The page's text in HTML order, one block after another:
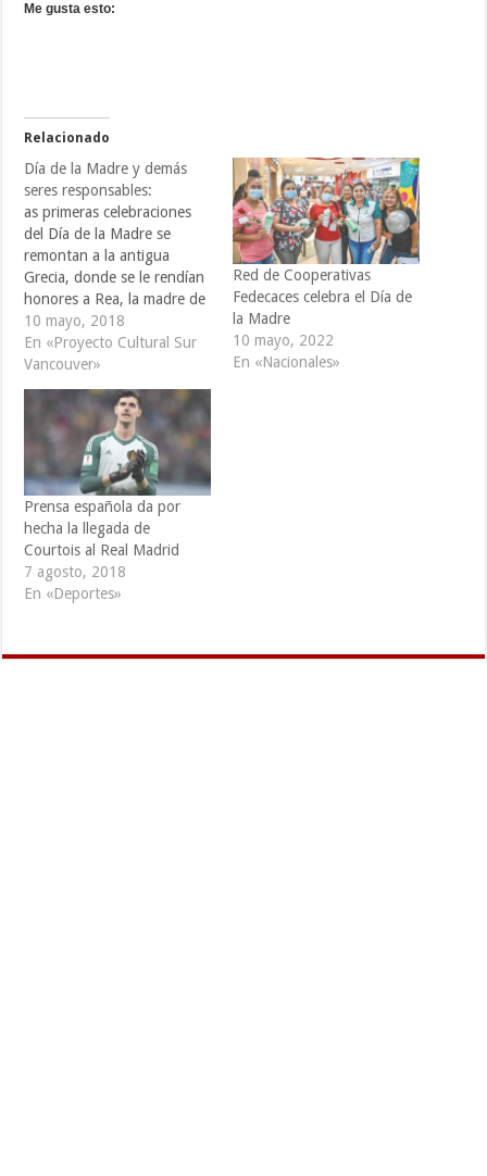
Me gusta esto:
Relacionado
Día de la Madre y demás
seres responsables:
as primeras celebraciones
del Día de la Madre se
remontan a la antigua
Grecia, donde se le rendían
honores a Rea, la madre de
los dioses Zeus, Poseidón y
Hades. Igualmente los
romanos llamaron a esta
celebración Hilaria cuando
la adquirieron de los
griegos. Por otra parte, los
festejos se…
10 mayo, 2018
En «Proyecto Cultural Sur
Vancouver»
Red de Cooperativas
Fedecaces celebra el Día de
la Madre
10 mayo, 2022
En «Nacionales»
Prensa española da por
hecha la llegada de
Courtois al Real Madrid
7 agosto, 2018
En «Deportes»